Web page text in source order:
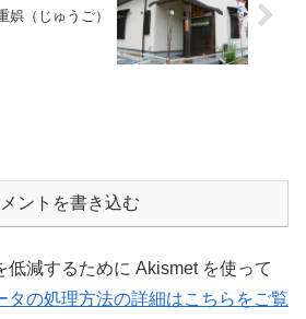
娯（じゅうご）
ントを書き込む
低減するために Akismet を使って
タの処理方法の詳細はこちらをご覧